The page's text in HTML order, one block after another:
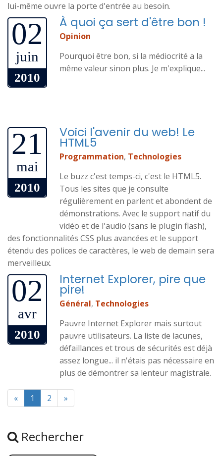
lui-même ouvre la porte d'entrée au besoin.
02
juin
2010
À quoi ça sert d'être bon !
Opinion
Pourquoi être bon, si la médiocrité a la
même valeur sinon plus. Je m'explique...
21
mai
2010
Voici l'avenir du web! Le
HTML5
Programmation, Technologies
Le buzz c'est temps-ci, c'est le HTML5.
Tous les sites que je consulte
régulièrement en parlent et abondent de
démonstrations. Avec le support natif du
vidéo et de l'audio (sans le plugin flash),
des fonctionnalités CSS plus avancées et le support
étendu des polices de caractères, le web de demain sera
merveilleux.
02
avr
2010
Internet Explorer, pire que
pire!
Général, Technologies
Pauvre Internet Explorer mais surtout
pauvre utilisateurs. La liste de lacunes,
défaillances et trous de sécurités est déjà
assez longue... il n'étais pas nécessaire en
plus de démontrer sa lenteur magistrale.
« 1 2 »
Rechercher